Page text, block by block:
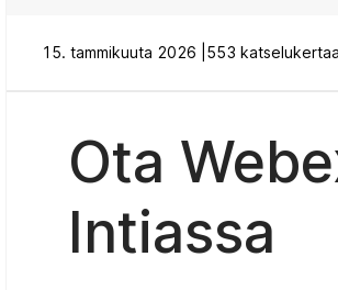
15. tammikuuta 2026 | 553 katselukertaa
Ota
Intiassa